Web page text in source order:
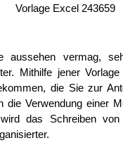
Vorlage Excel 243659
aussehen vermag,
Mithilfe jener
die Sie zur
die Verwendung einer
das Schreiben von